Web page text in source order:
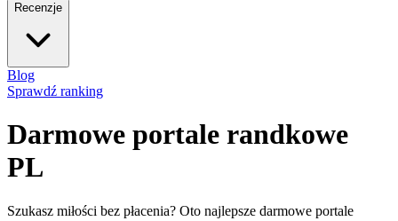
Recenzje
Blog
Sprawdź ranking
Darmowe portale randkowe
PL
Szukasz miłości bez płacenia? Oto najlepsze darmowe portale